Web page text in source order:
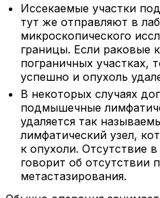
Иссекаемые участки
тут же отправляют в
микроскопического
границы. Если раковые
пограничных участках,
успешно и опухоль
В некоторых случаях
подмышечные
удаляется так
лимфатический узел,
к опухоли. Отсутствие
говорит об отсутствии
метастазирования.